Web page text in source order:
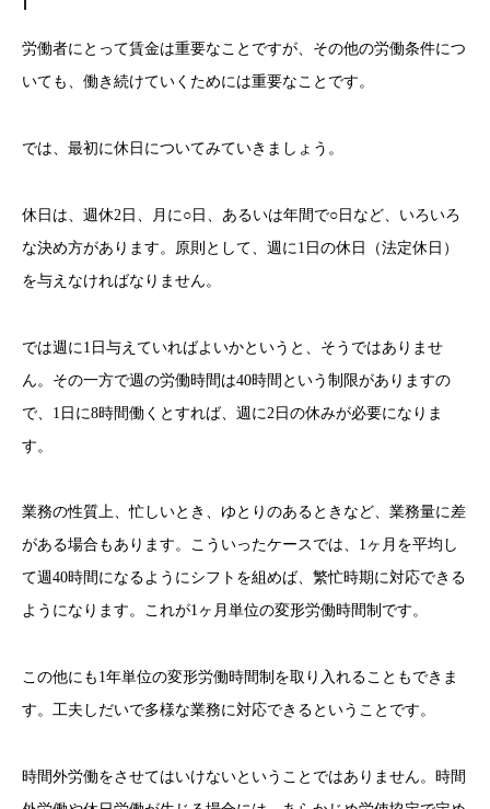
労働者にとって賃金は重要なことですが、その他の労働条件につ
いても、働き続けていくためには重要なことです。
では、最初に休日についてみていきましょう。
休日は、週休2日、月に○日、あるいは年間で○日など、いろいろ
な決め方があります。原則として、週に1日の休日（法定休日）
を与えなければなりません。
では週に1日与えていればよいかというと、そうではありませ
ん。その一方で週の労働時間は40時間という制限がありますの
で、1日に8時間働くとすれば、週に2日の休みが必要になりま
す。
業務の性質上、忙しいとき、ゆとりのあるときなど、業務量に差
がある場合もあります。こういったケースでは、1ヶ月を平均し
て週40時間になるようにシフトを組めば、繁忙時期に対応できる
ようになります。これが1ヶ月単位の変形労働時間制です。
この他にも1年単位の変形労働時間制を取り入れることもできま
す。工夫しだいで多様な業務に対応できるということです。
時間外労働をさせてはいけないということではありません。時間